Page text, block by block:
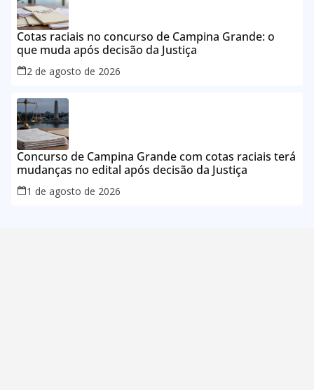
Cotas raciais no concurso de Campina Grande: o
que muda após decisão da Justiça
2 de agosto de 2026
Concurso de Campina Grande com cotas raciais terá
mudanças no edital após decisão da Justiça
1 de agosto de 2026